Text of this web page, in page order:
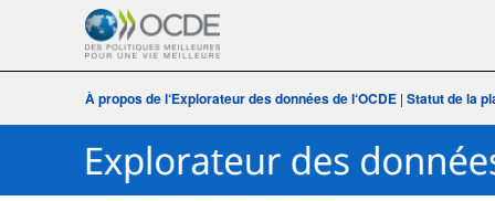
À propos de l‘Explorateur des données de l‘OCDE | Statut de la